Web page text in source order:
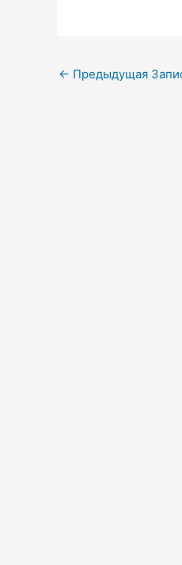
Навигация
← Предыдущая